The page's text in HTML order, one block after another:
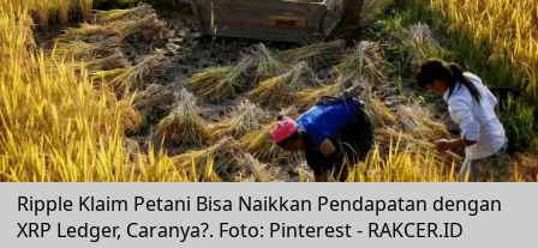
Ripple Klaim Petani Bisa Naikkan Pendapatan dengan
XRP Ledger, Caranya?. Foto: Pinterest - RAKCER.ID